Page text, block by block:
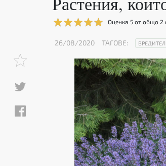
Оценка 5от общо 2
26/08/2020 ТАГОВЕ: